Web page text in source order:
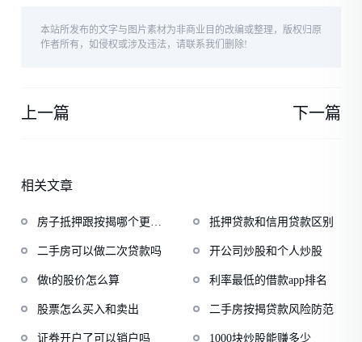
本站所发布的文字与图片素材为非商业目的改编或整理，版权归原
作者所有，如侵权或涉及违法，请联系我们删除!
上一篇 下一篇
相关文章
房子抵押跟按揭哪个更划
抵押贷款和信用贷款区别
二手房可以做二次贷款吗 开公司炒股和个人炒股
做t的股价怎么算 利率最低的借款app排名
股票怎么买入和卖出 二手房按揭贷款风险防范
证券开户了可以销户吗 1000块炒股能赚多少